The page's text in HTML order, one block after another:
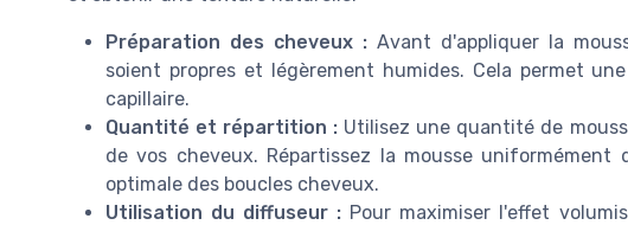
Préparation des cheveux : Avant d'appliquer la
soient propres et légèrement humides. Cela permet
capillaire.
Quantité et répartition : Utilisez une quantité de
de vos cheveux. Répartissez la mousse
optimale des boucles cheveux.
Utilisation du diffuseur : Pour maximiser l'effet